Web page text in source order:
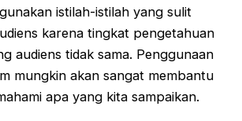
istilah-istilah yang sulit
karena tingkat pengetahuan
audiens tidak sama. Penggunaan
mungkin akan sangat membantu
apa yang kita sampaikan.